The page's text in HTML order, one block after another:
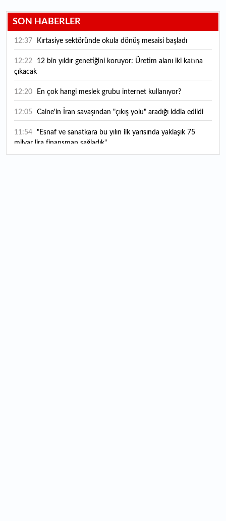
SON HABERLER
12:37 Kırtasiye sektöründe okula dönüş mesaisi başladı
12:22
çıkacak
12:20 En çok hangi meslek grubu internet kullanıyor?
12:05 Caine'in İran savaşından "çıkış yolu" aradığı iddia edildi
11:54
milyar lira finansman sağladık"